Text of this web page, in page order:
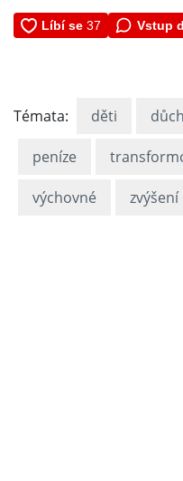
Vstup
Témata: děti
peníze
výchovné